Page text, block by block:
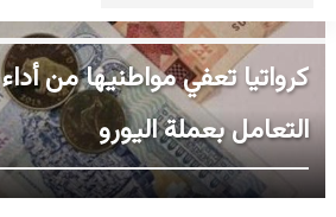
كرواتيا تعفي مواطنيها من
التعامل بعملة اليورو